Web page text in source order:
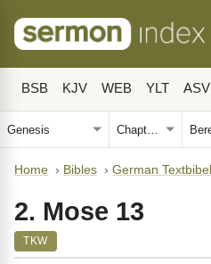
BSB KJV WEB YLT ASV
Home › Bibles › German Textbibel
2. Mose 13
TKW